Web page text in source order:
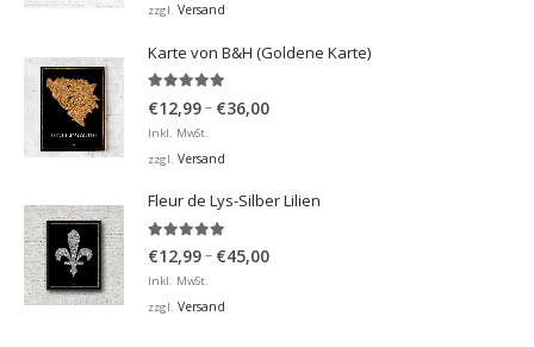
zzgl. Versand
Karte von B&H (Goldene Karte)
€12,99– €36,00Preisspanne:
Inkl. MwSt.
zzgl. Versand
Fleur de Lys-Silber Lilien
4.95von 5
€12,99– €45,00Preisspanne:
Inkl. MwSt.
zzgl. Versand